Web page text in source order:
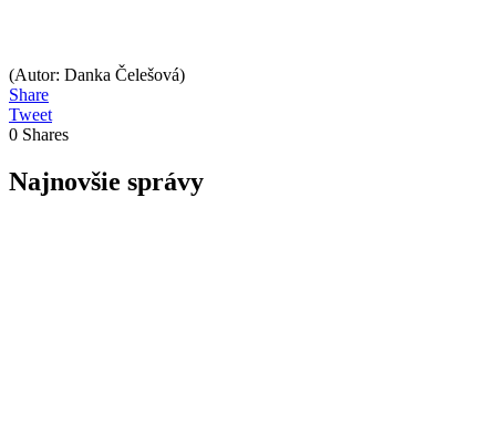
(Autor: Danka Čelešová)
Share
Tweet
0 Shares
Najnovšie správy